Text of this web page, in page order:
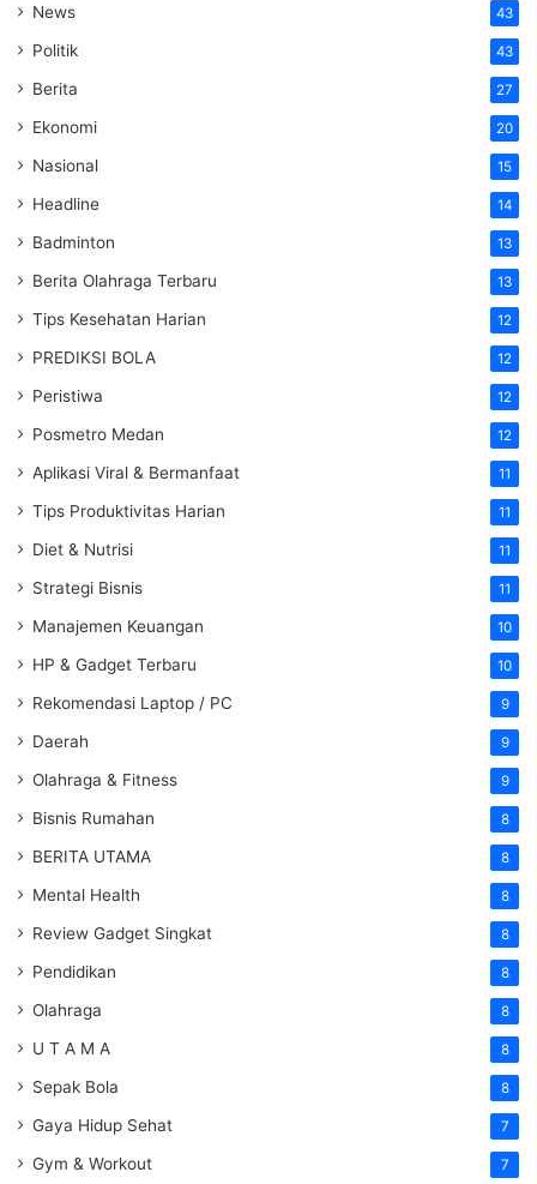
News 43
Politik 43
Berita 27
Ekonomi 20
Nasional 15
Headline 14
Badminton 13
Berita Olahraga Terbaru 13
Tips Kesehatan Harian 12
PREDIKSI BOLA 12
Peristiwa 12
Posmetro Medan 12
Aplikasi Viral & Bermanfaat 11
Tips Produktivitas Harian 11
Diet & Nutrisi 11
Strategi Bisnis 11
Manajemen Keuangan 10
HP & Gadget Terbaru 10
Rekomendasi Laptop / PC 9
Daerah 9
Olahraga & Fitness 9
Bisnis Rumahan 8
BERITA UTAMA 8
Mental Health 8
Review Gadget Singkat 8
Pendidikan 8
Olahraga 8
U T A M A 8
Sepak Bola 8
Gaya Hidup Sehat 7
Gym & Workout 7